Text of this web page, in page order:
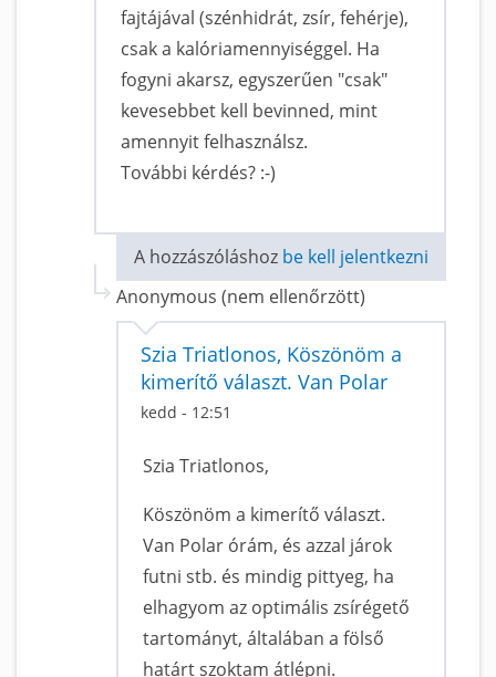
fajtájával (szénhidrát, zsír, fehérje),
csak a kalóriamennyiséggel. Ha
fogyni akarsz, egyszerűen "csak"
kevesebbet kell bevinned, mint
amennyit felhasználsz.
További kérdés? :-)
A hozzászóláshoz be kell jelentkezni
Anonymous (nem ellenőrzött)
Szia Triatlonos, Köszönöm a
kimerítő választ. Van Polar
kedd - 12:51
Szia Triatlonos,
Köszönöm a kimerítő választ.
Van Polar órám, és azzal járok
futni stb. és mindig pittyeg, ha
elhagyom az optimális zsírégető
tartományt, általában a fölső
határt szoktam átlépni.